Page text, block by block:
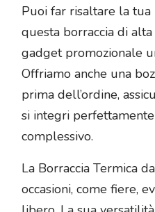
Puoi far risaltare la
questa borraccia di
gadget promozionale
Offriamo anche una
prima dell’ordine,
si integri
complessivo.
La Borraccia Termica
occasioni, come fiere,